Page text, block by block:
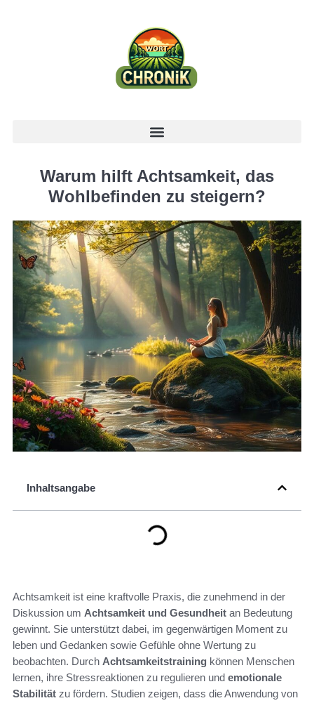
Warum hilft Achtsamkeit, das
Wohlbefinden zu steigern?
Inhaltsangabe
Achtsamkeit ist eine kraftvolle Praxis, die zunehmend in der
Diskussion um Achtsamkeit und Gesundheit an Bedeutung
gewinnt. Sie unterstützt dabei, im gegenwärtigen Moment zu
leben und Gedanken sowie Gefühle ohne Wertung zu
beobachten. Durch Achtsamkeitstraining können Menschen
lernen, ihre Stressreaktionen zu regulieren und emotionale
Stabilität zu fördern. Studien zeigen, dass die Anwendung von